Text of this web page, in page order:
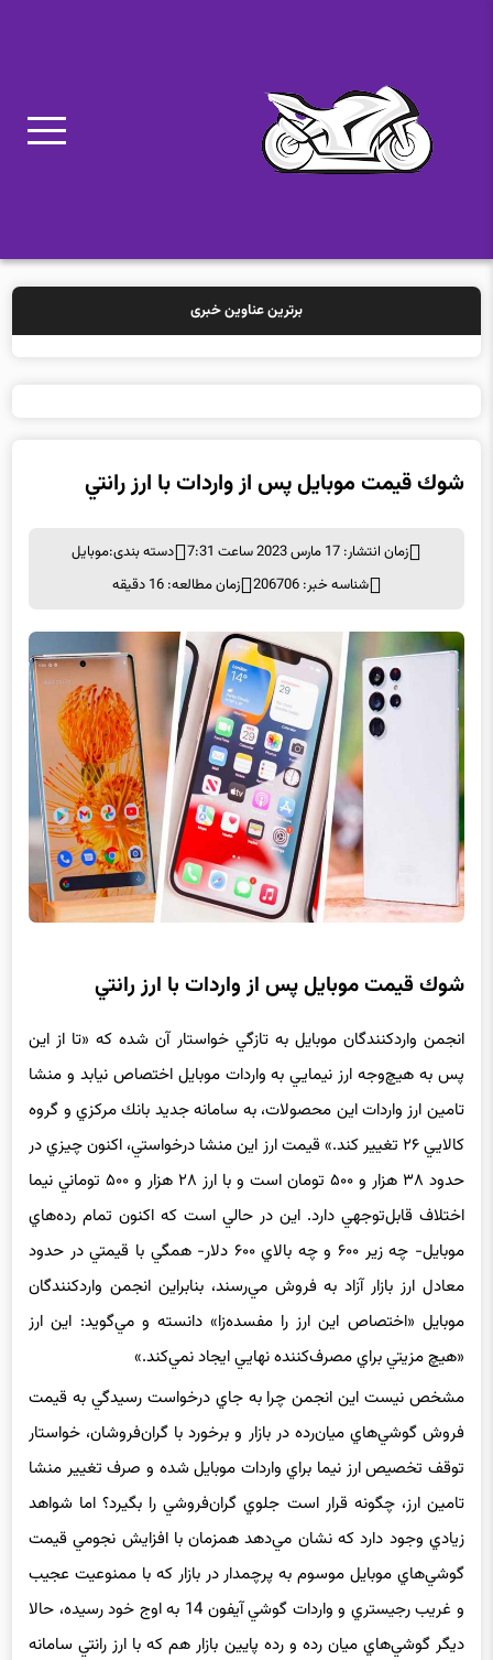
برترین عناوین خبری
زمان انتشار: 17 مارس 2023 ساعت 7:31 دسته بندی:
انجمن واردكنندگان موبايل به تازگي خواستار آن شده كه «تا از اين
پس به هيچ‌وجه ارز نيمايي به واردات موبايل اختصاص نيابد و منشا
تامين ارز واردات اين محصولات، به سامانه جديد بانك مركزي و گروه
كالايي ۲۶ تغيير كند.» قيمت ارز اين منشا درخواستي، اكنون چيزي در
حدود ۳۸ هزار و ۵۰۰ تومان است و با ارز ۲۸ هزار و ۵۰۰ توماني نيما
اختلاف قابل‌توجهي دارد. اين در حالي است كه اكنون تمام رده‌هاي
موبايل- چه زير ۶۰۰ و چه بالاي ۶۰۰ دلار- همگي با قيمتي در حدود
معادل ارز بازار آزاد به فروش مي‌رسند، بنابراين انجمن واردكنندگان
موبايل «اختصاص اين ارز را مفسده‌زا» دانسته و مي‌گويد: اين ارز
«هيچ مزيتي براي مصرف‌كننده نهايي ايجاد نمي‌كند.»
مشخص نيست اين انجمن چرا به جاي درخواست رسيدگي به قيمت
فروش گوشي‌هاي ‌ميان‌رده در بازار و برخورد با گران‌فروشان، خواستار
توقف تخصيص ارز نيما براي واردات موبايل شده و صرف تغيير منشا
تامين ارز، چگونه قرار است جلوي گران‌فروشي را بگيرد؟ اما شواهد
زيادي وجود دارد كه نشان مي‌دهد همزمان با افزايش نجومي قيمت
گوشي‌هاي موبايل موسوم به پرچمدار در بازار كه با ممنوعيت عجيب
و غريب رجيستري و واردات گوشي آيفون 14 به اوج خود رسيده، حالا